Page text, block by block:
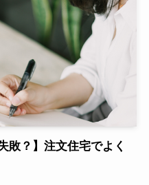
敗？】注文住宅でよく